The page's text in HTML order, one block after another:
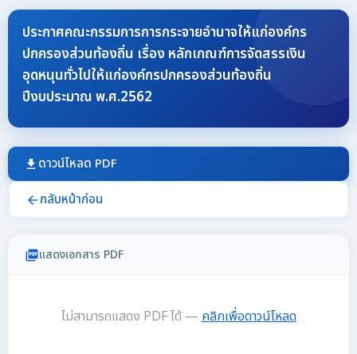
ประกาศคณะกรรมการการกระจายอำนาจให้แก่องค์กร
ปกครองส่วนท้องถิ่น เรื่อง หลักเกณฑ์การจัดสรรเงิน
อุดหนุนทั่วไปให้แก่องค์กรปกครองส่วนท้องถิ่น
ปีงบประมาณ พ.ศ.2562
download ดาวน์โหลด PDF
arrow_back กลับหน้าก่อน
picture_as_pdfแสดงเอกสาร PDF
ไม่สามารถแสดง PDF ได้ —คลิกเพื่อดาวน์โหลด